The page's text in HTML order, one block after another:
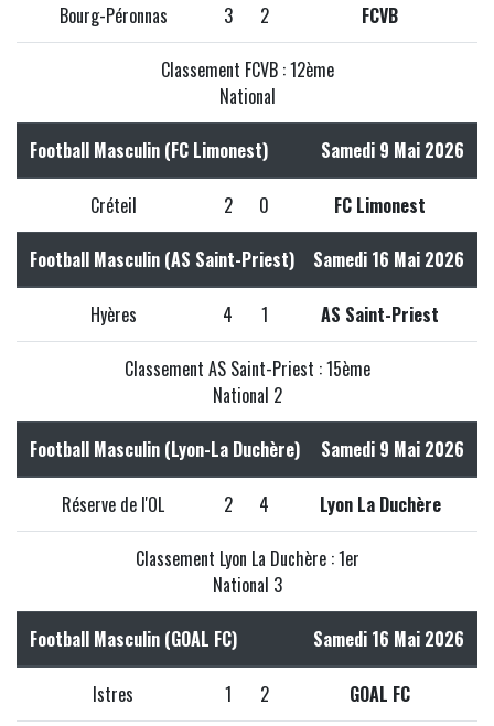
Bourg-Péronnas 3 2 FCVB
Classement FCVB : 12ème
National
Football Masculin (FC Limonest) Samedi 9 Mai 2026
Créteil 2 0 FC Limonest
Football Masculin (AS Saint-Priest) Samedi 16 Mai 2026
Hyères 4 1 AS Saint-Priest
Classement AS Saint-Priest : 15ème
National 2
Football Masculin (Lyon-La Duchère) Samedi 9 Mai 2026
Réserve de l'OL 2 4 Lyon La Duchère
Classement Lyon La Duchère : 1er
National 3
Football Masculin (GOAL FC) Samedi 16 Mai 2026
Istres 1 2 GOAL FC